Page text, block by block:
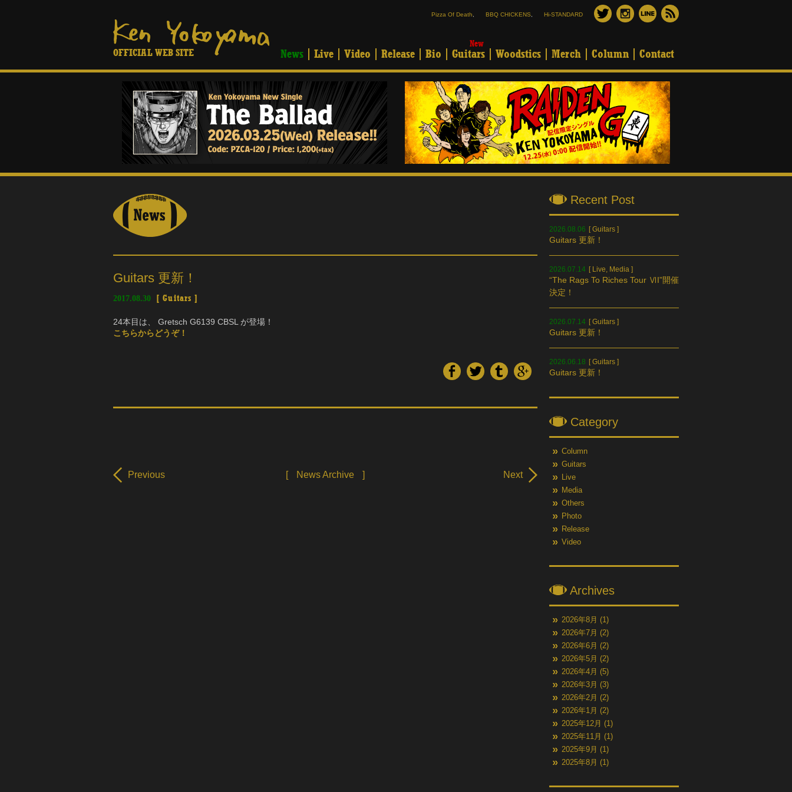
OFFICIAL WEB SITE
Pizza Of Death BBQ CHICKENS Hi-STANDARD
News Live Video Release Bio
New
Guitars Woodstics Merch Column Contact
Guitars 更新！
2017.08.30 [ Guitars ]
24本目は、 Gretsch G6139 CBSL が登場！
こちらからどうぞ！
Previous [ News Archive ] Next
Recent Post
2026.08.06 [Guitars ]
Guitars 更新！
2026.07.14 [ Live, Media ]
“The Rags To Riches Tour ⅥI”開催
決定！
2026.07.14 [Guitars ]
Guitars 更新！
2026.06.18 [Guitars ]
Guitars 更新！
Category
Column
Guitars
Live
Media
Others
Photo
Release
Video
Archives
2026年8月 (1)
2026年7月 (2)
2026年6月 (2)
2026年5月 (2)
2026年4月 (5)
2026年3月 (3)
2026年2月 (2)
2026年1月 (2)
2025年12月 (1)
2025年11月 (1)
2025年9月 (1)
2025年8月 (1)